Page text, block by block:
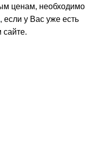
ценам, необходимо
, если у Вас уже есть
сайте.